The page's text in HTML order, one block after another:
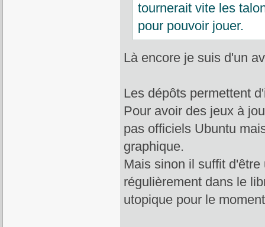
tournerait vite les
pour pouvoir jouer.
Là encore je suis d'un
Les dépôts permettent
Pour avoir des jeux à
pas officiels Ubuntu
graphique.
Mais sinon il suffit
régulièrement dans le
utopique pour le